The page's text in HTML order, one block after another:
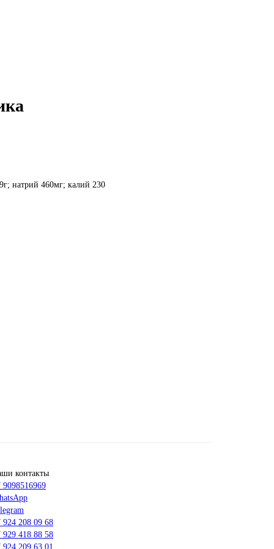
натрий 460мг; калий 230
контакты
9098516969
924 208 09 68
929 418 88 58
924 209 63 01